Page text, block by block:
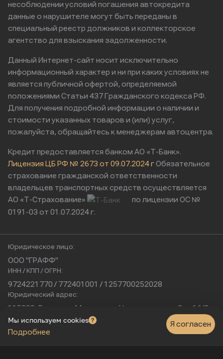
несоблюдении условий погашения автокредита
данные о нарушителе могут быть переданы в
специальный реестр должников и коллекторское
агентство для взыскания задолженности.
Данный Интернет-сайт носит исключительно
информационный характер и ни при каких условиях не
является публичной офертой, определяемой
положениями Статьи 437 Гражданского кодекса РФ.
Для получения подробной информации о наличии и
стоимости указанных товаров и (или) услуг,
пожалуйста, обращайтесь к менеджерам автоцентра.
Кредит предоставляется банком АО «Т-Банк».
Лицензия ЦБ РФ № 2673 от 09.07.2024 гОбязательное
страхование гражданской ответственности
владельцев транспортных средств осуществляется
АО «Т-Страхование»
по лицензии ОС №
0191-03 от 01.07.2024 г.
Юридическое лицо:
ООО "ГРАФФ"
ИНН / КПП / ОГРН:
9724221770 / 772401001 / 1257700252028
Юридический адрес:
115230, Россия, г. Москва, ул. Нагатинская, д. 2, п. 16/2
Физический адрес:
г. Москва, Нагатинская улица, 16к1с5
Мы используем cookies
Подробнее
Я согласен